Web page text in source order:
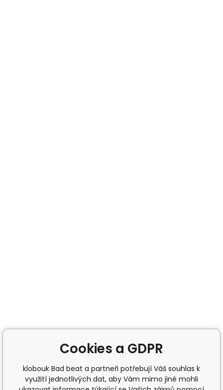
Cookies a GDPR
klobouk Bad beat a partneři potřebují Váš souhlas k
využití jednotlivých dat, aby Vám mimo jiné mohli